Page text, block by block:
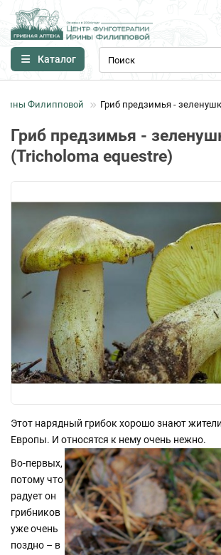
Каталог
Филипповой Гриб предзимья -
Гриб предзимья -
(Tricholoma equestre)
Этот нарядный грибок хорошо знают
Европы. И относятся к нему очень нежно.
Во-первых,
потому что
радует он
грибников
уже очень
поздно – в